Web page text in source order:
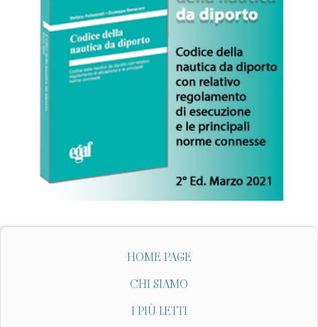
HOME PAGE
CHI SIAMO
I PIÙ LETTI